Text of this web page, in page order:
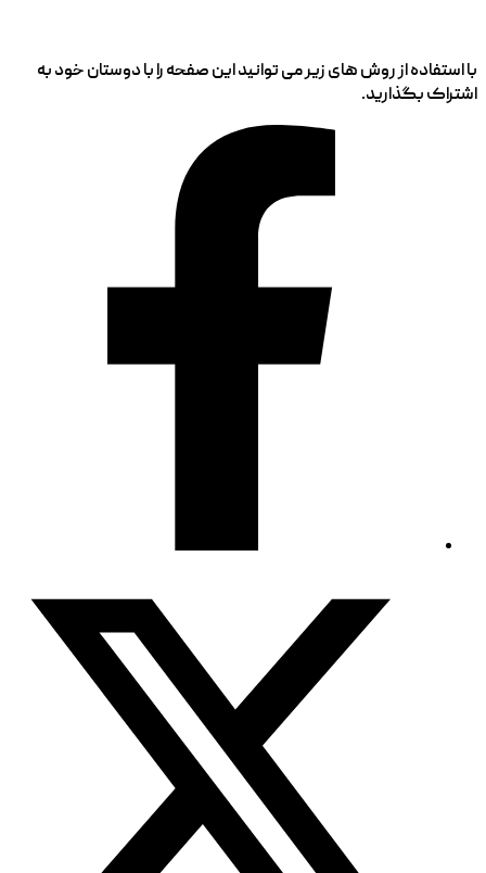
با استفاده از روش های زیر می توانید این صفحه را با دوستان خود به
اشتراک بگذارید.